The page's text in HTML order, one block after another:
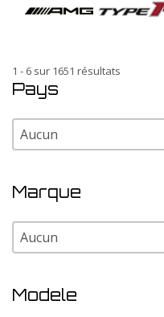
1 - 6 sur 1651 résultats
Pays
Pays
Pays
Marque
Marque
Marque
Modele